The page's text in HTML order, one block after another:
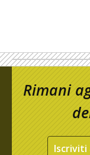
Rimani